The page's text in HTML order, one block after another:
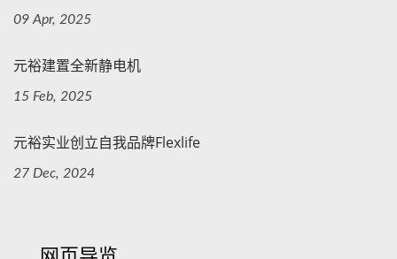
09 Apr, 2025
元裕建置全新静电机
15 Feb, 2025
元裕实业创立自我品牌Flexlife
27 Dec, 2024